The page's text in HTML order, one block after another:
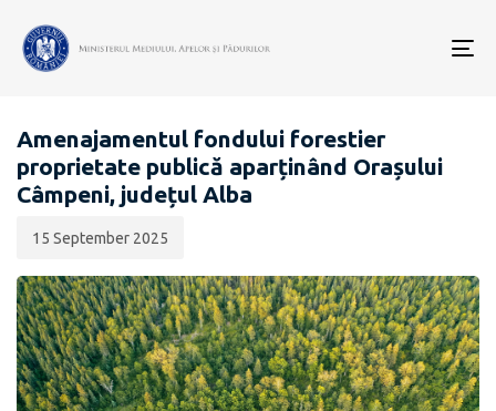
EVALUARE DE MEDIU PENTRU STRATEGII / PLANURI /
Amenajamentul fondului forestier
proprietate publică aparținând Orașului
Câmpeni, județul Alba
publicării:
15 September 2025